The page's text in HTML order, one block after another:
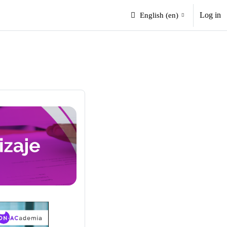
English ‎(en)‎ Log in